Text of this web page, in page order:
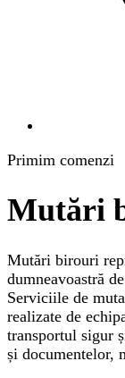
Primim comenzi
Mutări
Mutări birouri
dumneavoastră
Serviciile de
realizate de
transportul sigur
și documentelor,